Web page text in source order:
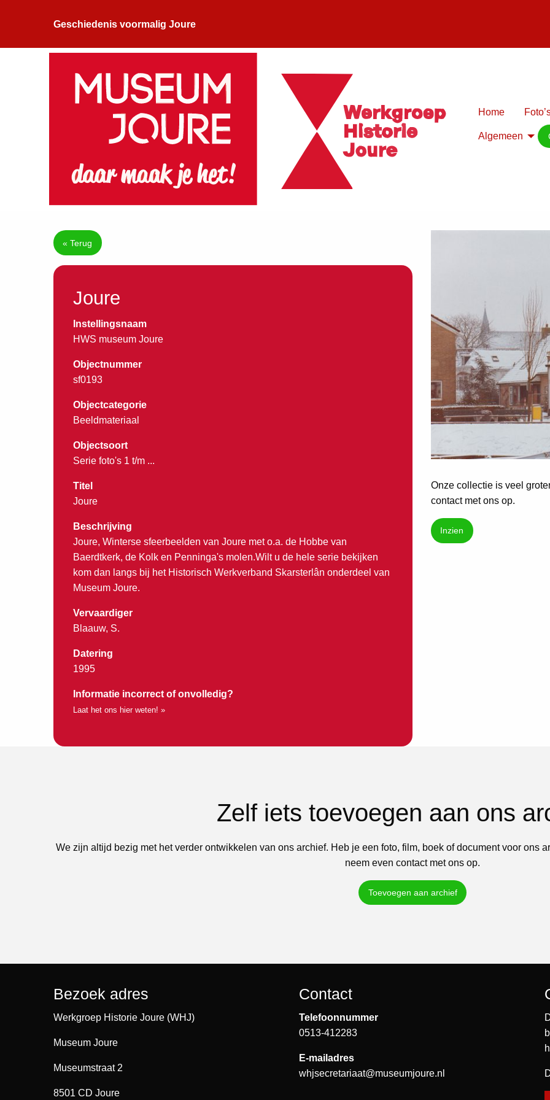
Geschiedenis voormalig Joure
Home
Algemeen
« Terug
Joure
Instellingsnaam
HWS museum Joure
Objectnummer
sf0193
Objectcategorie
Beeldmateriaal
Objectsoort
Serie foto's 1 t/m ...
Titel
Joure
Beschrijving
Joure, Winterse sfeerbeelden van Joure met o.a. de Hobbe van
Baerdtkerk, de Kolk en Penninga's molen.Wilt u de hele serie bekijken
kom dan langs bij het Historisch Werkverband Skarsterlân onderdeel van
Museum Joure.
Vervaardiger
Blaauw, S.
Datering
1995
Informatie incorrect of onvolledig?
Laat het ons hier weten! »
Onze collectie is veel
contact met ons op.
Inzien
Zelf iets toevoegen aan ons
We zijn altijd bezig met het verder ontwikkelen van ons archief. Heb je een foto, film, boek of document voor ons
neem even contact met ons op.
Toevoegen aan archief
Bezoek adres
Werkgroep Historie Joure (WHJ)
Museum Joure
Museumstraat 2
8501 CD Joure
Contact
Telefoonnummer
0513-412283
E-mailadres
whjsecretariaat@museumjoure.nl